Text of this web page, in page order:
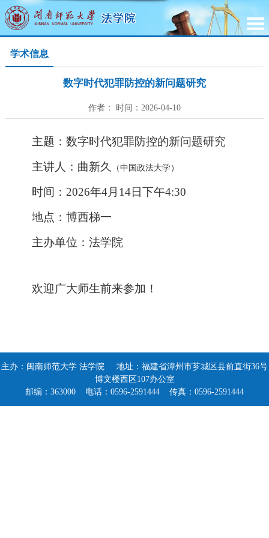
学术信息
数字时代犯罪防控的新问题研究
作者： 时间：2026-04-10
主题：数字时代犯罪防控的新问题研究
主讲人：曲新久
（中国政法大学）
时间： 2026年4月 14日下午4:30
地点：博西梯一
主办单位：法学院
欢迎广大师生前来参加！
主办：闽南师范大学 法学院 地址：福建省漳州市芗城区县前直街36号
博文楼西区107办公室
邮编：363000 电话：0596-2591444 传真：0596-2591444